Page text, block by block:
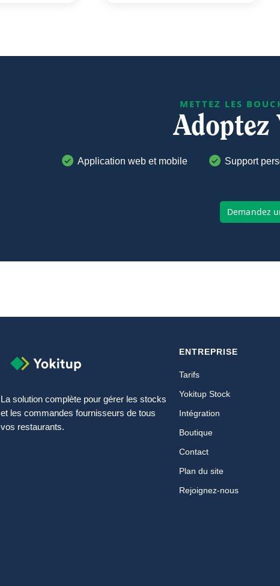
METTEZ LES
Adoptez
Application web et mobile Support
Demandez
La solution complète pour gérer les stocks
et les commandes fournisseurs de tous
vos restaurants.
ENTREPRISE
Tarifs
Yokitup Stock
Intégration
Boutique
Contact
Plan du site
Rejoignez-nous